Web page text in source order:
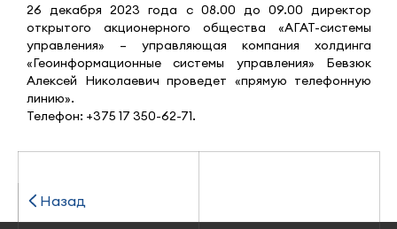
26 декабря 2023 года с 08.00 до 09.00 директор
открытого акционерного общества «АГАТ-системы
управления» – управляющая компания холдинга
«Геоинформационные системы управления» Бевзюк
Алексей Николаевич проведет «прямую телефонную
линию».
Телефон: +375 17 350-62-71.
Назад